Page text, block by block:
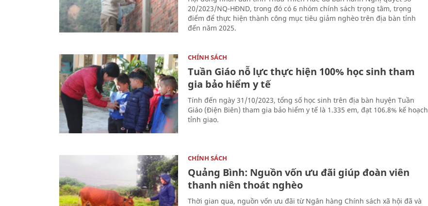
20/2023/NQ-HĐND, trong đó có 6 nhóm chính sách trọng tâm, trọng
điểm để thực hiện thành công mục tiêu giảm nghèo trên địa bàn tỉnh
đến năm 2025.
CHÍNH SÁCH
Tuần Giáo nỗ lực thực hiện 100% học sinh tham
gia bảo hiểm y tế
Tính đến ngày 31/10/2023, tổng số học sinh trên địa bàn huyện Tuần
Giáo (Điện Biên) tham gia bảo hiểm y tế là 1.335 em, đạt 106.8% kế hoạch
tỉnh giao.
CHÍNH SÁCH
Quảng Bình: Nguồn vốn ưu đãi giúp đoàn viên
thanh niên thoát nghèo
Thời gian qua, nguồn vốn ưu đãi từ Ngân hàng Chính sách xã hội đã và